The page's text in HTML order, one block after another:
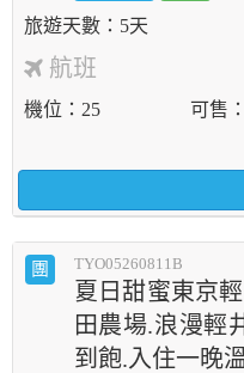
5天
航班
機位 25 可售
團 TYO05260811B
夏日甜蜜東京
田農場.浪漫輕
到飽.入住一晚